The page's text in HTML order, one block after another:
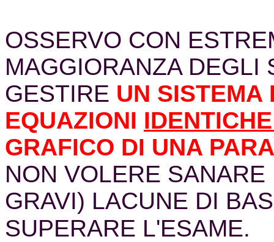
OSSERVO CON
MAGGIORANZA DEGLI
GESTIRE UN SISTEMA
EQUAZIONI
GRAFICO DI UNA
NON VOLERE
GRAVI) LACUNE DI
SUPERARE L'ESAME.